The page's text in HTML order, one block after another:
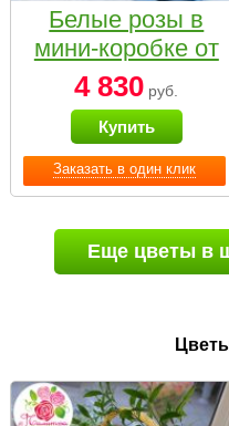
Заказать в один клик
Белые розы в
мини-коробке от
Bella Fiori
4 830 руб.
Купить
Еще цветы в